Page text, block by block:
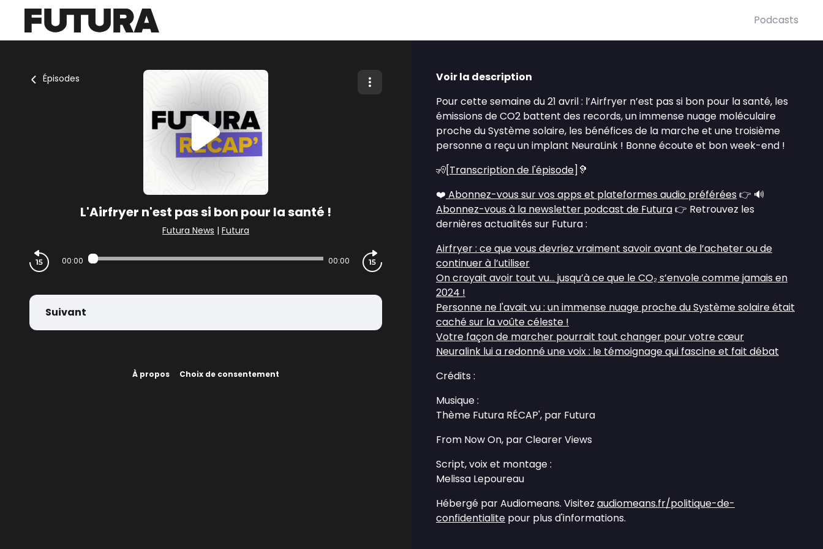
Podcasts
Épisodes
L'Airfryer n'est pas si bon pour la santé !
Futura News | Futura
00:00 00:00
Suivant
À propos Choix de consentement
Voir la description
Pour cette semaine du 21 avril : l’Airfryer n’est pas si bon pour la santé, les
émissions de CO2 battent des records, un immense nuage moléculaire
proche du Système solaire, les bénéfices de la marche et une troisième
personne a reçu un implant NeuraLink ! Bonne écoute et bon week-end !
🧏[Transcription de l'épisode]🦻
❤️ Abonnez-vous sur vos apps et plateformes audio préférées 👉 🔊
Abonnez-vous à la newsletter podcast de Futura👉 Retrouvez les
dernières actualités sur Futura :
Airfryer : ce que vous devriez vraiment savoir avant de l’acheter ou de
continuer à l’utiliser
On croyait avoir tout vu… jusqu’à ce que le CO₂ s’envole comme jamais en
2024 !
Personne ne l'avait vu : un immense nuage proche du Système solaire était
caché sur la voûte céleste !
Votre façon de marcher pourrait tout changer pour votre cœur
Neuralink lui a redonné une voix : le témoignage qui fascine et fait débat
Crédits :
Musique :
Thème Futura RÉCAP', par Futura
From Now On, par Clearer Views
Script, voix et montage :
Melissa Lepoureau
Hébergé par Audiomeans. Visitez audiomeans.fr/politique-de-
confidentialite pour plus d'informations.